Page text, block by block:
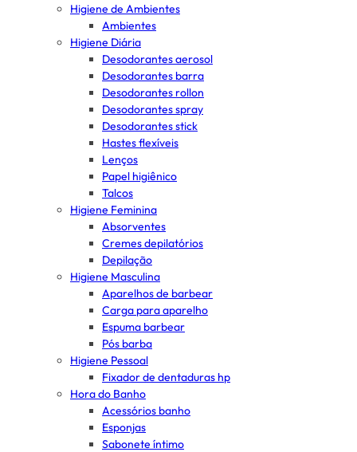
Higiene de Ambientes
Ambientes
Higiene Diária
Desodorantes aerosol
Desodorantes barra
Desodorantes rollon
Desodorantes spray
Desodorantes stick
Hastes flexíveis
Lenços
Papel higiênico
Talcos
Higiene Feminina
Absorventes
Cremes depilatórios
Depilação
Higiene Masculina
Aparelhos de barbear
Carga para aparelho
Espuma barbear
Pós barba
Higiene Pessoal
Fixador de dentaduras hp
Hora do Banho
Acessórios banho
Esponjas
Sabonete íntimo